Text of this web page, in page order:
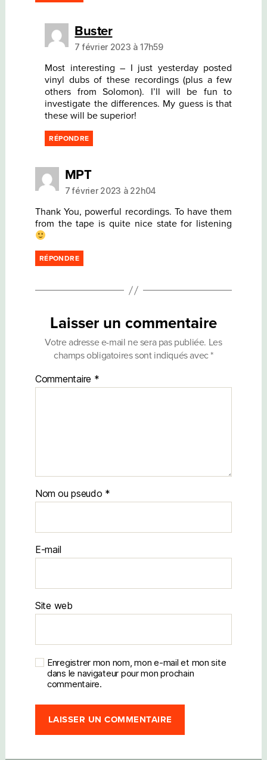
Busterdit :
7 février 2023 à 17h59
Most interesting – I just yesterday posted
vinyl dubs of these recordings (plus a few
others from Solomon). I’ll will be fun to
investigate the differences. My guess is that
these will be superior!
RÉPONDRE
MPTdit :
7 février 2023 à 22h04
Thank You, powerful recordings. To have them
from the tape is quite nice state for listening
RÉPONDRE
Laisser un commentaire
Votre adresse e-mail ne sera pas publiée. Les
champs obligatoires sont indiqués avec*
Commentaire *
Nom
E-mail
Site web
Enregistrer mon nom, mon e-mail et mon site
dans le navigateur pour mon prochain
commentaire.